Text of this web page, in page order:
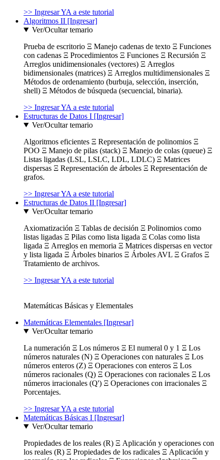
>> Ingresar YA a este tutorial
Algoritmos II [Ingresar]
Ver/Ocultar temario
Prueba de escritorio Ξ Manejo cadenas de texto Ξ Funciones
con cadenas Ξ Procedimientos Ξ Funciones Ξ Recursión Ξ
Arreglos unidimensionales (vectores) Ξ Arreglos
bidimensionales (matrices) Ξ Arreglos multidimensionales Ξ
Métodos de ordenamiento (burbuja, selección, inserción,
shell) Ξ Métodos de búsqueda (secuencial, binaria).
>> Ingresar YA a este tutorial
Estructuras de Datos I [Ingresar]
Ver/Ocultar temario
Algoritmos eficientes Ξ Representación de polinomios Ξ
POO Ξ Manejo de pilas (stack) Ξ Manejo de colas (queue) Ξ
Listas ligadas (LSL, LSLC, LDL, LDLC) Ξ Matrices
dispersas Ξ Representación de árboles Ξ Representación de
grafos.
>> Ingresar YA a este tutorial
Estructuras de Datos II [Ingresar]
Ver/Ocultar temario
Axiomatización Ξ Tablas de decisión Ξ Polinomios como
listas ligadas Ξ Pilas como lista ligada Ξ Colas como lista
ligada Ξ Arreglos en memoria Ξ Matrices dispersas en vector
y lista ligada Ξ Árboles binarios Ξ Árboles AVL Ξ Grafos Ξ
Tratamiento de archivos.
>> Ingresar YA a este tutorial
Matemáticas Básicas y Elementales
Matemáticas Elementales [Ingresar]
Ver/Ocultar temario
La numeración Ξ Los números Ξ El numeral 0 y 1 Ξ Los
números naturales (N) Ξ Operaciones con naturales Ξ Los
números enteros (Z) Ξ Operaciones con enteros Ξ Los
números racionales (Q) Ξ Operaciones con racionales Ξ Los
números irracionales (Q') Ξ Operaciones con irracionales Ξ
Porcentajes.
>> Ingresar YA a este tutorial
Matemáticas Básicas I [Ingresar]
Ver/Ocultar temario
Propiedades de los reales (R) Ξ Aplicación y operaciones con
los reales (R) Ξ Propiedades de los radicales Ξ Aplicación y